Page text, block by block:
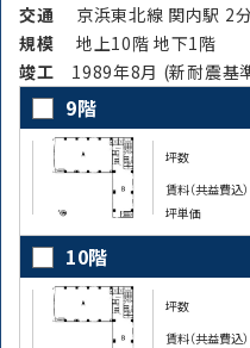
交通
京浜東北線 関内駅 2
規模
地上10階 地下1階
竣⼯ 1989年8月 (新耐震基
9階
坪数
賃料（共益費込）
坪単価
10階
坪数
賃料（共益費込）